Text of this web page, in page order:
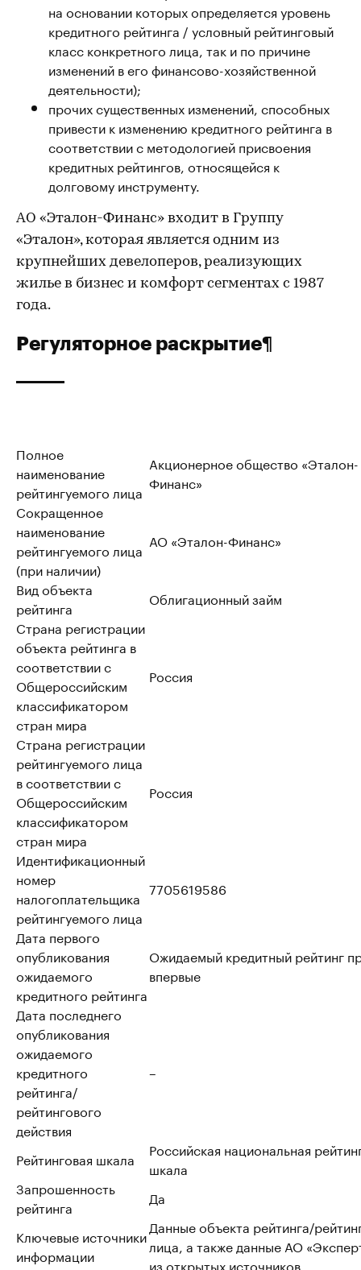
на основании которых определяется уровень
кредитного рейтинга / условный рейтинговый
класс конкретного лица, так и по причине
изменений в его финансово-хозяйственной
деятельности);
прочих существенных изменений, способных
привести к изменению кредитного рейтинга в
соответствии с методологией присвоения
кредитных рейтингов, относящейся к
долговому инструменту.
АО «Эталон-Финанс» входит в Группу
«Эталон», которая является одним из
крупнейших девелоперов, реализующих
жилье в бизнес и комфорт сегментах с 1987
года.
Регуляторное раскрытие¶
Полное
наименование
рейтингуемого лица
Акционерное общество «Эталон-
Финанс»
Сокращенное
наименование
рейтингуемого лица
(при наличии)
АО «Эталон-Финанс»
Вид объекта
рейтинга
Облигационный займ
Страна регистрации
объекта рейтинга в
соответствии с
Общероссийским
классификатором
стран мира
Россия
Страна регистрации
рейтингуемого лица
в соответствии с
Общероссийским
классификатором
стран мира
Россия
Идентификационный
номер
налогоплательщика
рейтингуемого лица
7705619586
Дата первого
опубликования
ожидаемого
кредитного рейтинга
Ожидаемый кредитный рейтинг
впервые
Дата последнего
опубликования
ожидаемого
кредитного
рейтинга/
рейтингового
действия
–
Рейтинговая шкала
Российская национальная
шкала
Запрошенность
рейтинга
Да
Ключевые источники
информации
Данные объекта рейтинга/
лица, а также данные АО
из открытых источников